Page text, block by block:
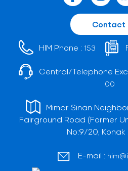
Contact
HIM Phone : 153
Central/Telephone
00
Mimar Sinan
Fairground Road (Former
No:9/20, Konak
E-mail :